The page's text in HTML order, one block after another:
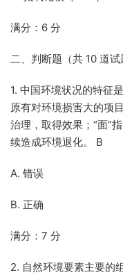
满分：6 分
二、判断题（共 10 道
1. 中国环境状况的特征
原有对环境损害大的项
治理，取得效果；“面”
续造成环境退化。 B
A. 错误
B. 正确
满分：7 分
2. 自然环境要素主要的